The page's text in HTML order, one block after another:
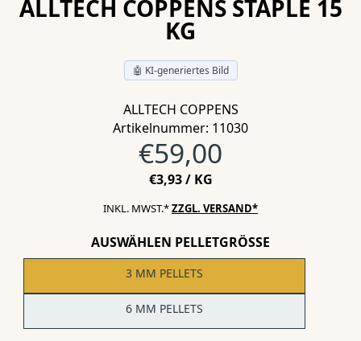
ALLTECH COPPENS STAPLE 15
KG
🤖 KI-generiertes Bild
ALLTECH COPPENS
Artikelnummer: 11030
Normalpreis
€59,00
€3,93 / PRO
KG
INKL. MWST.*ZZGL. VERSAND*
AUSWÄHLEN PELLETGRÖSSE
3 MM PELLETS
6 MM PELLETS